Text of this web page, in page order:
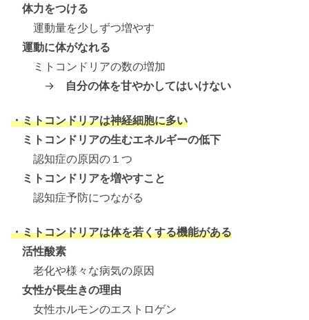
体力をつける
運動量を少しずつ増やす
運動に体がなれる
ミトコンドリアの数の増加
→ 自分の体を甘やかしてはいけない
・ミトコンドリアは神経細胞に多い
ミトコンドリアの生むエネルギーの低下
認知症の原因の１つ
ミトコンドリアを増やすこと
認知症予防につながる
・ミトコンドリアは体を若くする機能がある
活性酸素
老化や様々な病気の原因
女性が長生きの理由
女性ホルモンのエストロゲン